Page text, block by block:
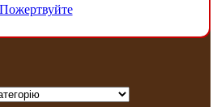
Пожертвуйте